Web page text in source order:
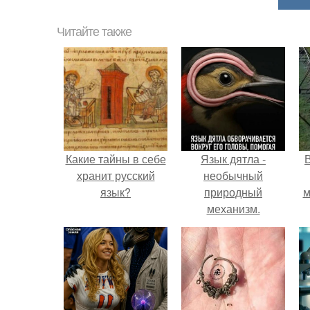
Читайте также
Какие тайны в себе
хранит русский
язык?
Язык дятла -
необычный
природный
механизм.